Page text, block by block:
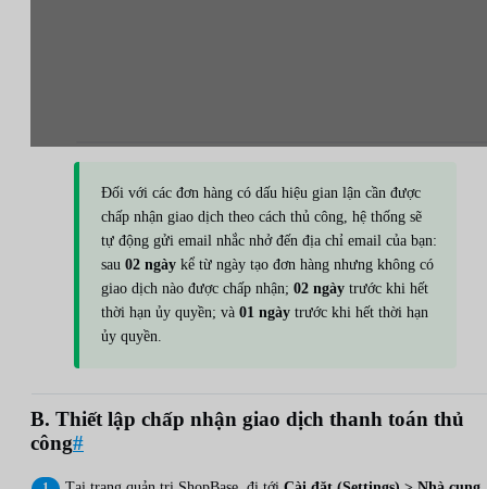
Đối với các đơn hàng có dấu hiệu gian lận cần được
chấp nhận giao dịch theo cách thủ công, hệ thống sẽ
tự động gửi email nhắc nhở đến địa chỉ email của bạn:
sau 02 ngày kể từ ngày tạo đơn hàng nhưng không có
giao dịch nào được chấp nhận; 02 ngày trước khi hết
thời hạn ủy quyền; và 01 ngày trước khi hết thời hạn
ủy quyền.
B. Thiết lập chấp nhận giao dịch thanh toán thủ
công#